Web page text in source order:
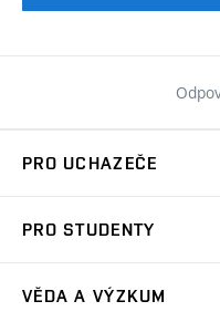
PRO UCHAZEČE
Přijímačky
PRO STUDENTY
VĚDA A VÝZKUM